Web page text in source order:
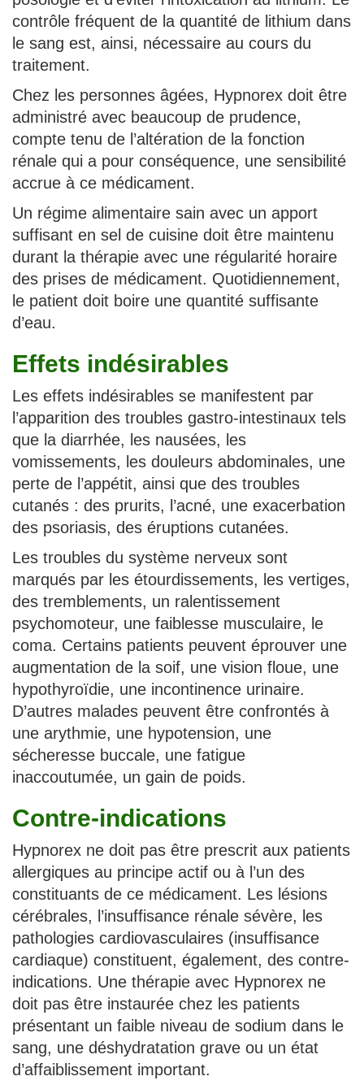
contrôle fréquent de la quantité de lithium dans
le sang est, ainsi, nécessaire au cours du
traitement.
Chez les personnes âgées, Hypnorex doit être
administré avec beaucoup de prudence,
compte tenu de l’altération de la fonction
rénale qui a pour conséquence, une sensibilité
accrue à ce médicament.
Un régime alimentaire sain avec un apport
suffisant en sel de cuisine doit être maintenu
durant la thérapie avec une régularité horaire
des prises de médicament. Quotidiennement,
le patient doit boire une quantité suffisante
d’eau.
Effets indésirables
Les effets indésirables se manifestent par
l’apparition des troubles gastro-intestinaux tels
que la diarrhée, les nausées, les
vomissements, les douleurs abdominales, une
perte de l’appétit, ainsi que des troubles
cutanés : des prurits, l’acné, une exacerbation
des psoriasis, des éruptions cutanées.
Les troubles du système nerveux sont
marqués par les étourdissements, les vertiges,
des tremblements, un ralentissement
psychomoteur, une faiblesse musculaire, le
coma. Certains patients peuvent éprouver une
augmentation de la soif, une vision floue, une
hypothyroïdie, une incontinence urinaire.
D’autres malades peuvent être confrontés à
une arythmie, une hypotension, une
sécheresse buccale, une fatigue
inaccoutumée, un gain de poids.
Contre-indications
Hypnorex ne doit pas être prescrit aux patients
allergiques au principe actif ou à l’un des
constituants de ce médicament. Les lésions
cérébrales, l’insuffisance rénale sévère, les
pathologies cardiovasculaires (insuffisance
cardiaque) constituent, également, des contre-
indications. Une thérapie avec Hypnorex ne
doit pas être instaurée chez les patients
présentant un faible niveau de sodium dans le
sang, une déshydratation grave ou un état
d’affaiblissement important.